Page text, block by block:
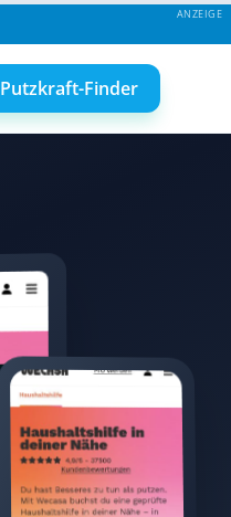
Putzkraft-Finder